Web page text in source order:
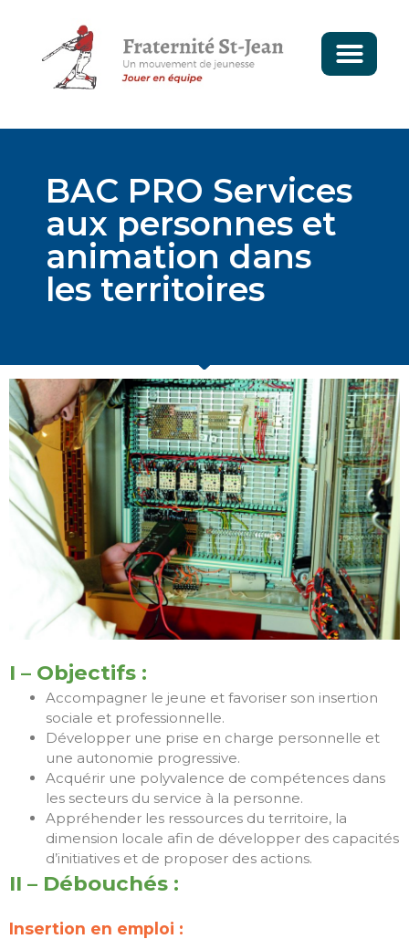
LE DOMAINE DE
L’ALTERNANCE
CHEZ COVELEC, LE
COURANT PASSE BIEN
AVEC
L’APPRENTISSAGE
Fête de la Jeunesse
2025
La Fraternité St-Jean
vous invite à la Fête de
la Jeunesse
mai 2025
janvier 2024
juin 2022
novembre 2019
BAC PRO Services
aux personnes et
animation dans
les territoires
I – Objectifs :
Accompagner le jeune et favoriser son insertion
sociale et professionnelle.
Développer une prise en charge personnelle et
une autonomie progressive.
Acquérir une polyvalence de compétences dans
les secteurs du service à la personne.
Appréhender les ressources du territoire, la
dimension locale afin de développer des capacités
d’initiatives et de proposer des actions.
II – Débouchés :
Insertion en emploi :